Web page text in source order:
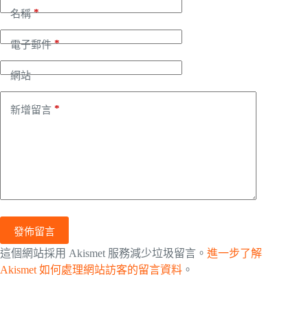
名稱*
電子郵件*
網站
新增留言 *
發佈留言
這個網站採用 Akismet 服務減少垃圾留言。 進一步了解
Akismet 如何處理網站訪客的留言資料 。